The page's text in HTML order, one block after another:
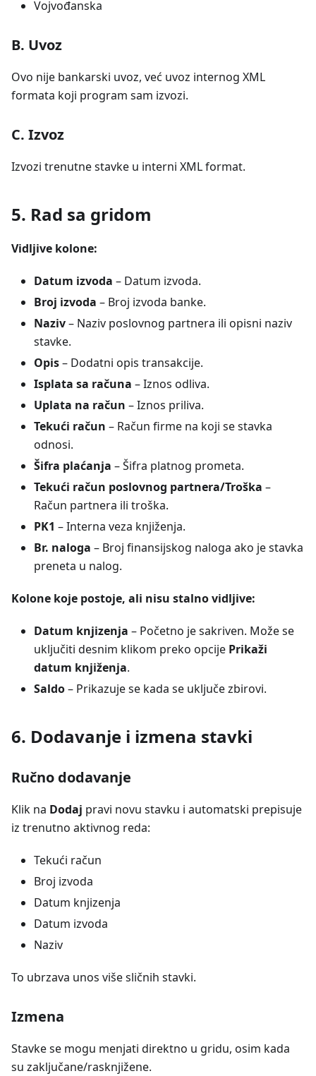
Vojvođanska
B. Uvoz
Ovo nije bankarski uvoz, već uvoz internog XML
formata koji program sam izvozi.
C. Izvoz
Izvozi trenutne stavke u interni XML format.
5. Rad sa gridom
Vidljive kolone:
Datum izvoda – Datum izvoda.
Broj izvoda – Broj izvoda banke.
Naziv– Naziv poslovnog partnera ili opisni naziv
stavke.
Opis– Dodatni opis transakcije.
Isplata sa računa – Iznos odliva.
Uplata na račun – Iznos priliva.
Tekući račun – Račun firme na koji se stavka
odnosi.
Šifra plaćanja – Šifra platnog prometa.
Tekući račun poslovnog partnera/Troška –
Račun partnera ili troška.
PK1 – Interna veza knjiženja.
Br. naloga – Broj finansijskog naloga ako je stavka
preneta u nalog.
Kolone koje postoje, ali nisu stalno vidljive:
Datum knjizenja – Početno je sakriven. Može se
uključiti desnim klikom preko opcije Prikaži
datum knjiženja.
Saldo– Prikazuje se kada se uključe zbirovi.
6. Dodavanje i izmena stavki
Ručno dodavanje
Klik na Dodaj pravi novu stavku i automatski prepisuje
iz trenutno aktivnog reda:
Tekući račun
Broj izvoda
Datum knjizenja
Datum izvoda
Naziv
To ubrzava unos više sličnih stavki.
Izmena
Stavke se mogu menjati direktno u gridu, osim kada
su zaključane/rasknjižene.